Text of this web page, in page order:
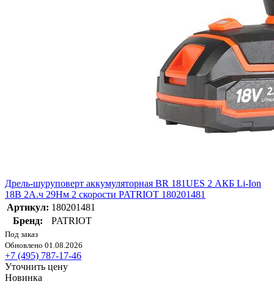
Дрель-шуруповерт аккумуляторная BR 181UES 2 АКБ Li-Ion
18В 2А.ч 29Нм 2 скорости PATRIOT 180201481
Артикул: 180201481
Бренд:
PATRIOT
Под заказ
Обновлено 01.08.2026
+7 (495) 787-17-46
Уточнить цену
Новинка